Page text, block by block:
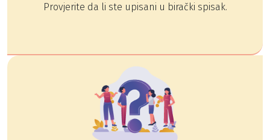
Provjerite da li ste upisani u birački spisak.